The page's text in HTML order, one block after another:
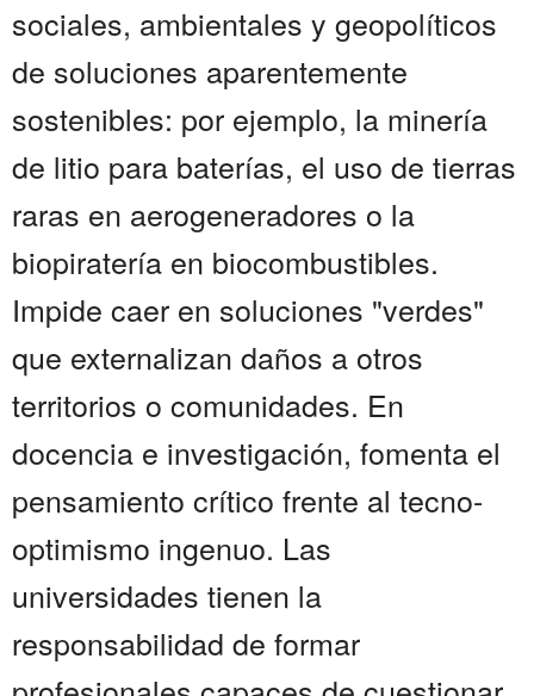
sociales, ambientales y geopolíticos
de soluciones aparentemente
sostenibles: por ejemplo, la minería
de litio para baterías, el uso de tierras
raras en aerogeneradores o la
biopiratería en biocombustibles.
Impide caer en soluciones "verdes"
que externalizan daños a otros
territorios o comunidades. En
docencia e investigación, fomenta el
pensamiento crítico frente al tecno-
optimismo ingenuo. Las
universidades tienen la
responsabilidad de formar